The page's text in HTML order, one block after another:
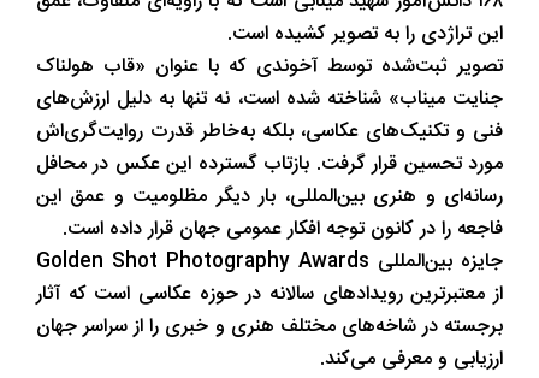
این تراژدی را به تصویر کشیده است.
تصویر ثبت‌شده توسط آخوندی که با عنوان «قاب هولناک
جنایت میناب» شناخته شده است، نه تنها به دلیل ارزش‌های
فنی و تکنیک‌های عکاسی، بلکه به‌خاطر قدرت روایت‌گری‌اش
مورد تحسین قرار گرفت. بازتاب گسترده این عکس در محافل
رسانه‌ای و هنری بین‌المللی، بار دیگر مظلومیت و عمق این
فاجعه را در کانون توجه افکار عمومی جهان قرار داده است.
جایزه بین‌المللی Golden Shot Photography Awards
از معتبرترین رویدادهای سالانه در حوزه عکاسی است که آثار
برجسته در شاخه‌های مختلف هنری و خبری را از سراسر جهان
ارزیابی و معرفی می‌کند.